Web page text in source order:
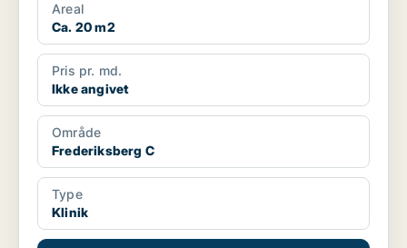
Areal
Ca. 20 m2
Pris pr. md.
Ikke angivet
Område
Frederiksberg C
Type
Klinik